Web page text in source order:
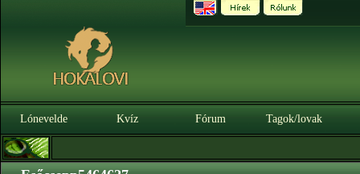
Lónevelde Kvíz Fórum Tagok/lovak